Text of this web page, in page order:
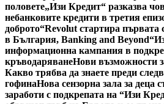
половете„Изи Кредит“ разказва
небанковите кредити в третия
доброто“Revolut стартира
в България, Banking and Beyond
информационна кампания в
кръводаряванеНови възможности
Какво трябва да знаете преди
гофинаНова сензорна зала за деца
заработи с подкрепата на “Изи